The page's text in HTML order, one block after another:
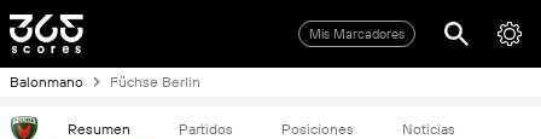
Mis Marcadores
Balonmano Füchse Berlin
Resumen Partidos Posiciones Noticias